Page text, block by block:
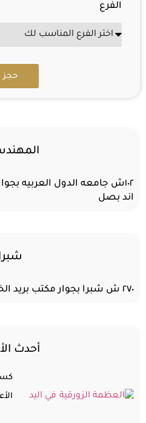
الفرع
حجز
١٠٢ش جامعه الدول العربيه
اند بصل
٢٧٠ ش شبرا بجوار مكتب بريد الخلفاوى
أحدث